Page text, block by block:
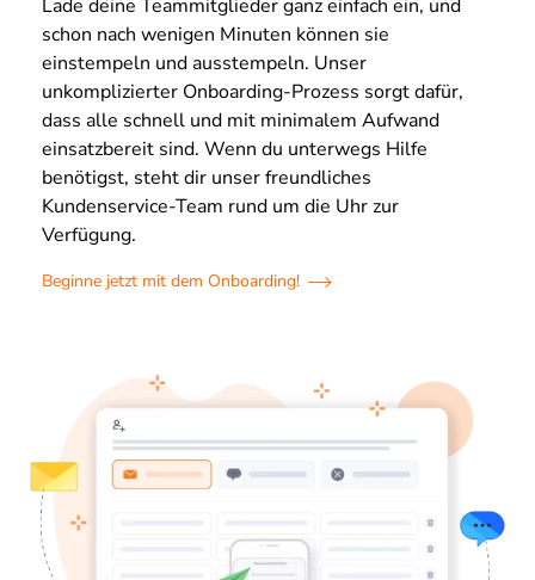
Lade deine Teammitglieder ganz einfach ein, und
schon nach wenigen Minuten können sie
einstempeln und ausstempeln. Unser
unkomplizierter Onboarding-Prozess sorgt dafür,
dass alle schnell und mit minimalem Aufwand
einsatzbereit sind. Wenn du unterwegs Hilfe
benötigst, steht dir unser freundliches
Kundenservice-Team rund um die Uhr zur
Verfügung.
Beginne jetzt mit dem Onboarding!